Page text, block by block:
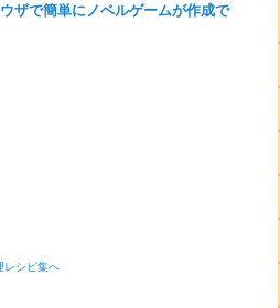
ザで簡単にノベルゲームが作成で